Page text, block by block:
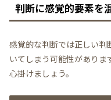
判断に感覚的要素を
感覚的な判断では正しい判
いてしまう可能性がありま
心掛けましょう。